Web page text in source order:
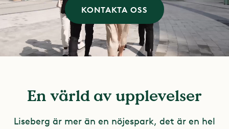
KONTAKTA OSS
En värld av upplevelser
Liseberg är mer än en nöjespark, det är en hel